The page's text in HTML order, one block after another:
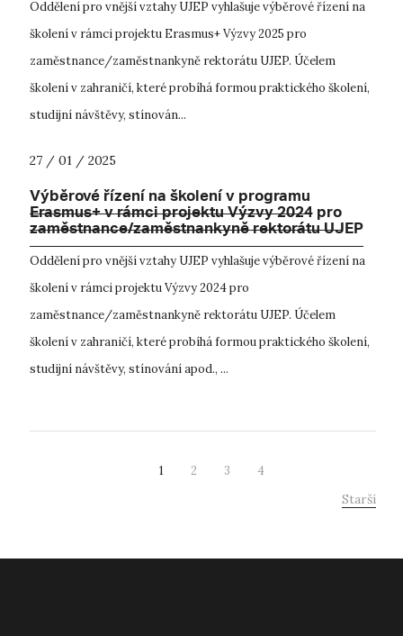
Oddělení pro vnější vztahy UJEP vyhlašuje výběrové řízení na
školení v rámci projektu Erasmus+ Výzvy 2025 pro
zaměstnance/zaměstnankyně rektorátu UJEP. Účelem
školení v zahraničí, které probíhá formou praktického školení,
studijní návštěvy, stínován...
27 / 01 / 2025
Výběrové řízení na školení v programu
Erasmus+ v rámci projektu Výzvy 2024 pro
zaměstnance/zaměstnankyně rektorátu UJEP
Oddělení pro vnější vztahy UJEP vyhlašuje výběrové řízení na
školení v rámci projektu Výzvy 2024 pro
zaměstnance/zaměstnankyně rektorátu UJEP. Účelem
školení v zahraničí, které probíhá formou praktického školení,
studijní návštěvy, stínování apod., ...
1 2 3 4
Starší